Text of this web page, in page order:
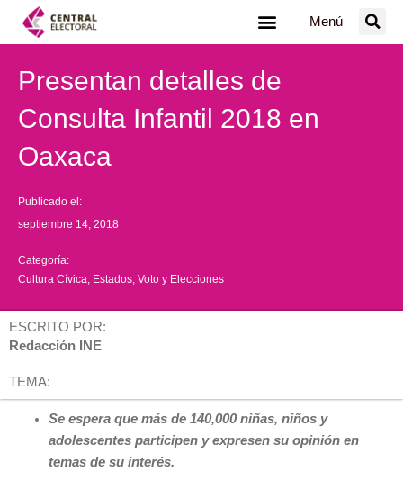
Menú
Presentan detalles de
Consulta Infantil 2018 en
Oaxaca
Publicado el:
septiembre 14, 2018
Categoría:
Cultura Cívica Estados Voto y Elecciones
ESCRITO POR:
Redacción INE
TEMA:
Se espera que más de 140,000 niñas, niños y
adolescentes participen y expresen su opinión en
temas de su interés.